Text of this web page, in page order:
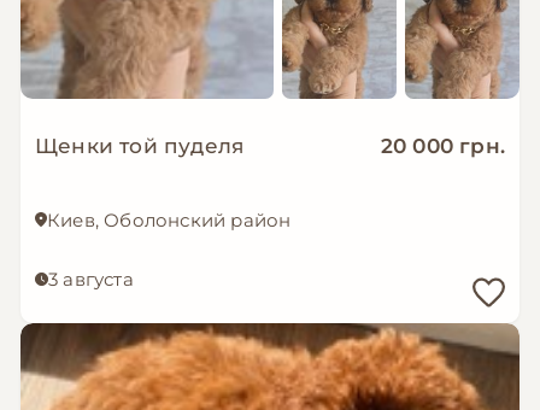
Щенки той пуделя 20 000 грн.
Киев, Оболонский район
3 августа